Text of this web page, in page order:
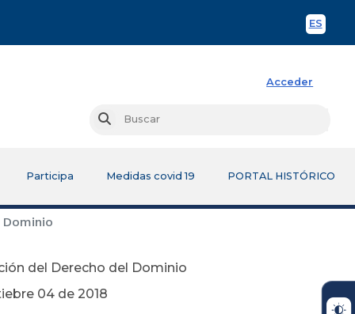
ES
Acceder
Buscar
Participa Medidas covid 19 PORTAL HISTÓRICO
del Derecho del Dominio